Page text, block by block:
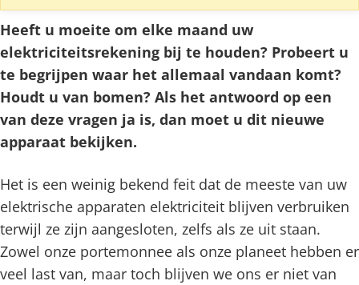
Heeft u moeite om elke maand uw
elektriciteitsrekening bij te houden? Probeert u
te begrijpen waar het allemaal vandaan komt?
Houdt u van bomen? Als het antwoord op een
van deze vragen ja is, dan moet u dit nieuwe
apparaat bekijken.
Het is een weinig bekend feit dat de meeste van uw
elektrische apparaten elektriciteit blijven verbruiken
terwijl ze zijn aangesloten, zelfs als ze uit staan.
Zowel onze portemonnee als onze planeet hebben er
veel last van, maar toch blijven we ons er niet van